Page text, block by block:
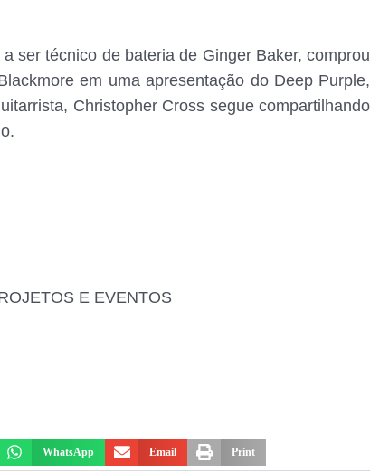
ser técnico de bateria de Ginger Baker, comprou
em uma apresentação do Deep Purple,
Christopher Cross segue compartilhando
E EVENTOS
WhatsApp Email Print